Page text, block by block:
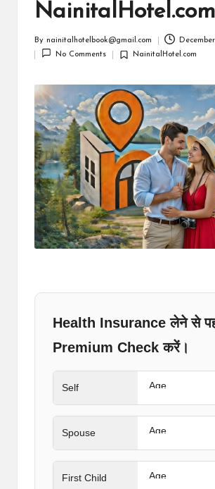
NainitalHotel.com
by
By nainitalhotelbook@gmail.com
No Comments
Posted
NainitalHotel.com
Health Insurance लेने से
Premium Check करें।
Self
Spouse
First Child